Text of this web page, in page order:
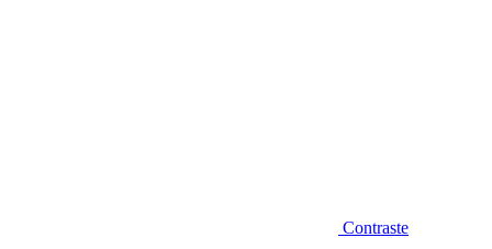
Contraste